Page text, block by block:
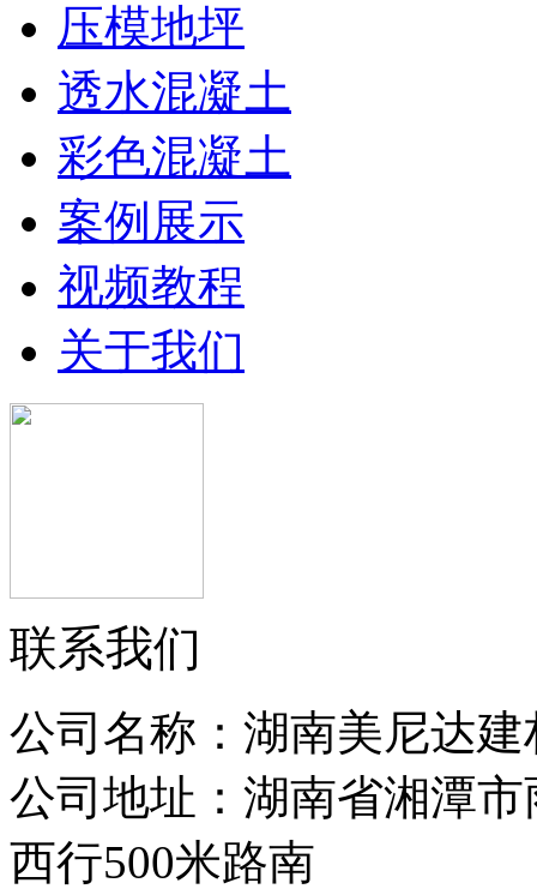
压模地坪
透水混凝土
彩色混凝土
案例展示
视频教程
关于我们
联系我们
公司名称：湖南美尼达
公司地址：湖南省湘潭
西行500米路南